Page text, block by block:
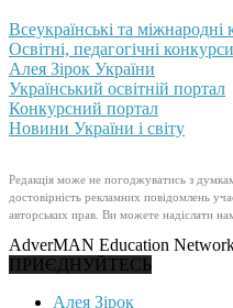
Всеукраїнські та міжнародні
Освітні, педагогічні конкурси
Алея Зірок України
Український освітній портал
Конкурсний портал
Новини України і світу
Редакція може не погоджуватись з
достовірність рекламних повідомлень
авторських прав. Ви можете надіслати
AdverMAN Education
ПРИЄДНУЙТЕСЬ
Алея Зірок